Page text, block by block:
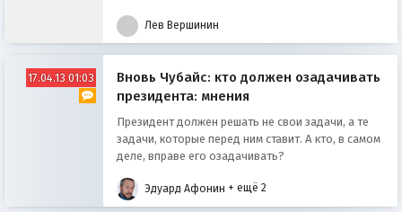
Лев Вершинин
17.04.13 01:03
Вновь Чубайс: кто должен озадачивать
президента: мнения
Президент должен решать не свои задачи, а те
задачи, которые перед ним ставит. А кто, в самом
деле, вправе его озадачивать?
Эдуард Афонин + ещё 2